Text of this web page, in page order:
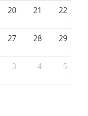
20 21 22
27 28 29
3 4 5